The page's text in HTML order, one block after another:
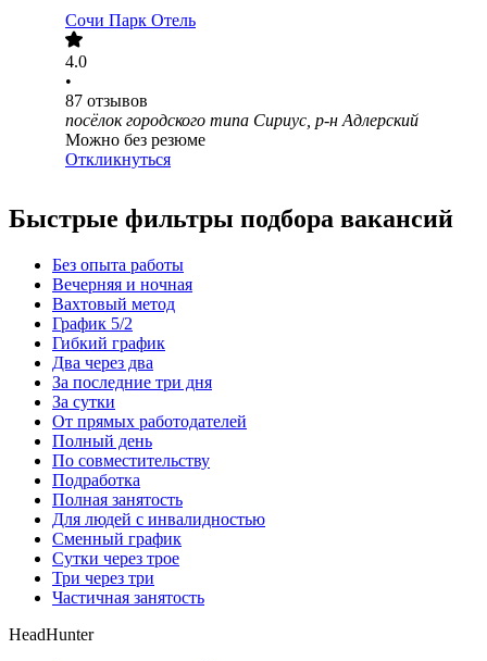
Сочи Парк Отель
4.0
•
87 отзывов
посёлок городского типа Сириус, р-н Адлерский
Можно без резюме
Откликнуться
Быстрые фильтры подбора вакансий
Без опыта работы
Вечерняя и ночная
Вахтовый метод
График 5/2
Гибкий график
Два через два
За последние три дня
За сутки
От прямых работодателей
Полный день
По совместительству
Подработка
Полная занятость
Для людей с инвалидностью
Сменный график
Сутки через трое
Три через три
Частичная занятость
HeadHunter